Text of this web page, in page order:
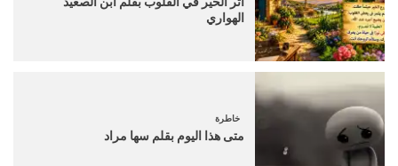
الهواري
خاطرة
متى هذا اليوم بقلم سها مراد